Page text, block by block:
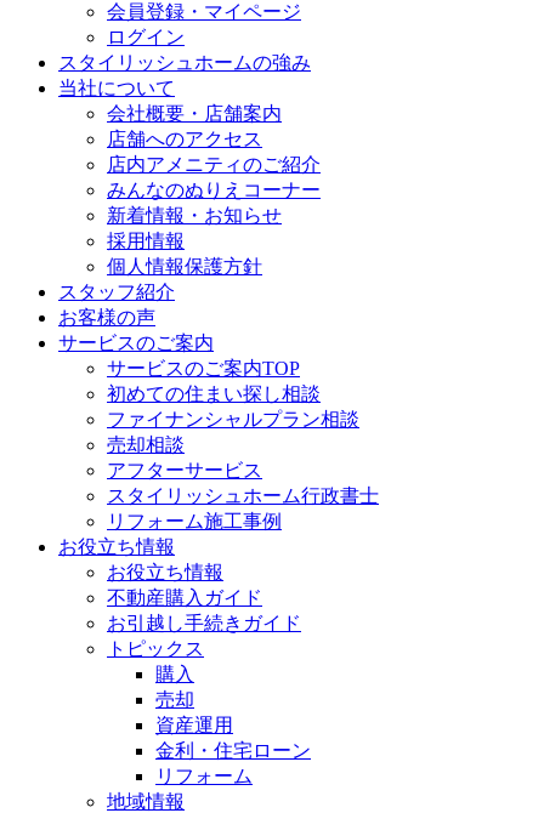
会員登録・マイページ
ログイン
スタイリッシュホームの強み
当社について
会社概要・店舗案内
店舗へのアクセス
店内アメニティのご紹介
みんなのぬりえコーナー
新着情報・お知らせ
採用情報
個人情報保護方針
スタッフ紹介
お客様の声
サービスのご案内
サービスのご案内TOP
初めての住まい探し相談
ファイナンシャルプラン相談
売却相談
アフターサービス
スタイリッシュホーム行政書士
リフォーム施工事例
お役立ち情報
お役立ち情報
不動産購入ガイド
お引越し手続きガイド
トピックス
購入
売却
資産運用
金利・住宅ローン
リフォーム
地域情報